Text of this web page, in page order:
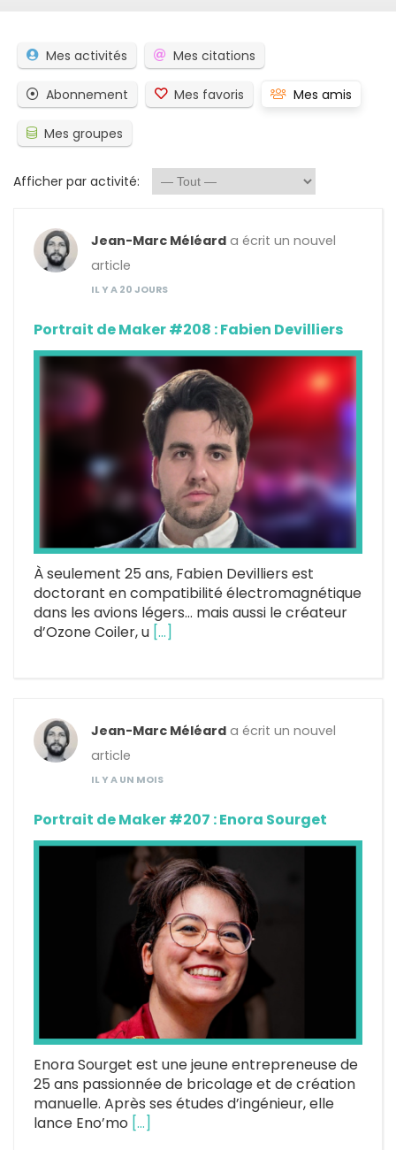
Mes activités Mes citations
Abonnement Mes favoris Mes amis
Mes groupes
Afficher par activité:
Jean-Marc Méléard a écrit un nouvel
article
IL Y A 20 JOURS
Portrait de Maker #208 : Fabien Devilliers
À seulement 25 ans, Fabien Devilliers est
doctorant en compatibilité électromagnétique
dans les avions légers… mais aussi le créateur
d’Ozone Coiler, u […]
Jean-Marc Méléard a écrit un nouvel
article
IL Y A UN MOIS
Portrait de Maker #207 : Enora Sourget
Enora Sourget est une jeune entrepreneuse de
25 ans passionnée de bricolage et de création
manuelle. Après ses études d’ingénieur, elle
lance Eno’mo […]